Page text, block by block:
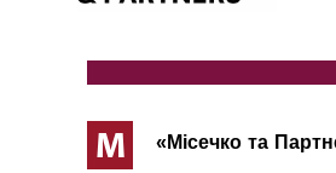
М «Місечко та